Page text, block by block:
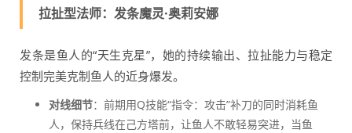
拉扯型法师：发条魔灵·奥莉安娜
发条是鱼人的“天生克星”，她的持续输出、拉扯能力与稳定
控制完美克制鱼人的近身爆发。
对线细节：前期用Q技能“指令：攻击”补刀的同时消耗鱼
人，保持兵线在己方塔前，让鱼人不敢轻易突进，当鱼